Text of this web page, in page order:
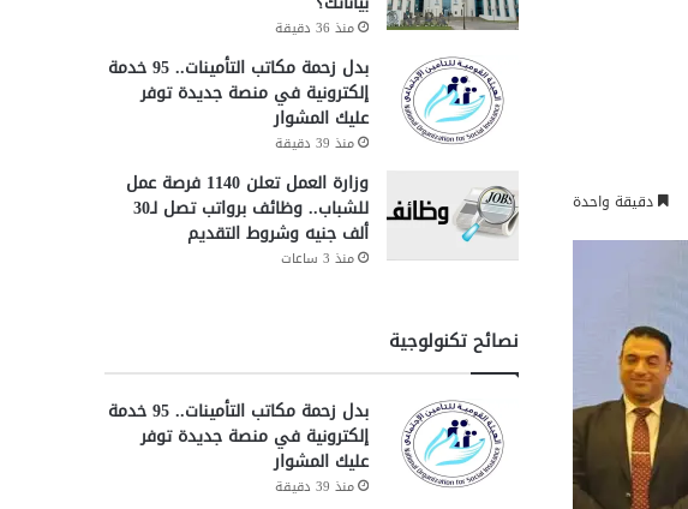
دقيقة واحدة
منذ 36 دقيقة
بدل زحمة مكاتب التأمينات.. 95 خدمة
إلكترونية في منصة جديدة توفر
عليك المشوار
منذ 39 دقيقة
وزارة العمل تعلن 1140 فرصة عمل
للشباب.. وظائف برواتب تصل لـ30
ألف جنيه وشروط التقديم
منذ 3 ساعات
نصائح تكنولوجية
بدل زحمة مكاتب التأمينات.. 95 خدمة
إلكترونية في منصة جديدة توفر
عليك المشوار
منذ 39 دقيقة